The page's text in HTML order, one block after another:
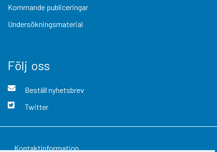
Kommande publiceringar
Undersökningsmaterial
Följ oss
Beställ nyhetsbrev
Twitter
Kontaktinformation